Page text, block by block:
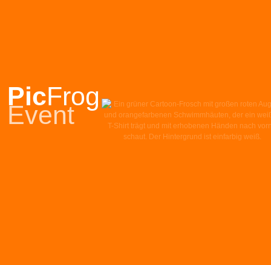
PicFrog
Event